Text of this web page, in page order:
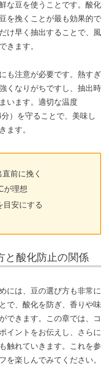
な豆を使うことです。酸化
を挽くことが最も効果的で
け早く抽出することで、風
きます。
も注意が必要です。熱すぎ
くなりがちですし、抽出時
います。適切な温度
）を守ることで、美味し
ます。
前に挽く
が理想
目安にする
と酸化防止の関係
には、豆の選び方も非常に
で、酸化を防ぎ、香りや味
できます。この章では、コ
イントをお伝えし、さらに
触れていきます。これを参
を楽しんでみてください。